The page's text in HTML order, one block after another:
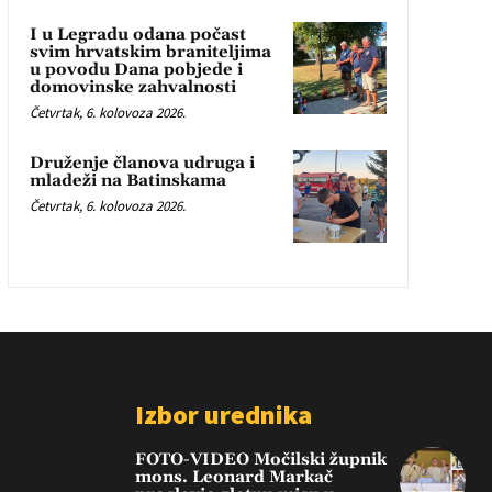
I u Legradu odana počast
svim hrvatskim braniteljima
u povodu Dana pobjede i
domovinske zahvalnosti
Četvrtak, 6. kolovoza 2026.
Druženje članova udruga i
mladeži na Batinskama
Četvrtak, 6. kolovoza 2026.
Izbor urednika
FOTO-VIDEO Močilski župnik
mons. Leonard Markač